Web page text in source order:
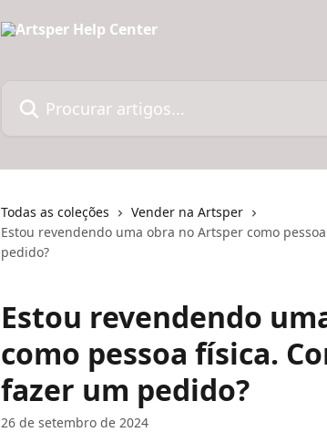
Todas as coleções
Vender na Artsper
Estou revendendo uma obra no Artsper como
pedido?
Estou revendendo
como pessoa física.
fazer um pedido?
26 de setembro de 2024